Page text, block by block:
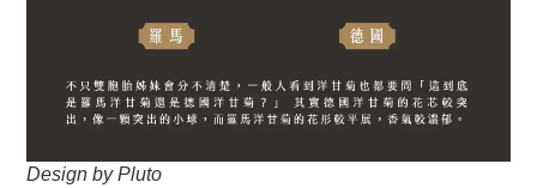
Design by Pluto